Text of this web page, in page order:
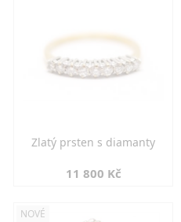
Zlatý prsten s diamanty
11 800 Kč
NOVÉ